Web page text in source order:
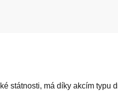
státnosti, má díky akcím typu